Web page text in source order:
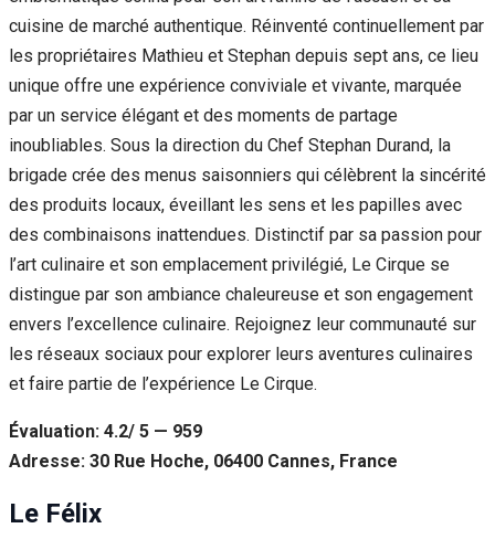
cuisine de marché authentique. Réinventé continuellement par
les propriétaires Mathieu et Stephan depuis sept ans, ce lieu
unique offre une expérience conviviale et vivante, marquée
par un service élégant et des moments de partage
inoubliables. Sous la direction du Chef Stephan Durand, la
brigade crée des menus saisonniers qui célèbrent la sincérité
des produits locaux, éveillant les sens et les papilles avec
des combinaisons inattendues. Distinctif par sa passion pour
l’art culinaire et son emplacement privilégié, Le Cirque se
distingue par son ambiance chaleureuse et son engagement
envers l’excellence culinaire. Rejoignez leur communauté sur
les réseaux sociaux pour explorer leurs aventures culinaires
et faire partie de l’expérience Le Cirque.
Évaluation: 4.2/ 5 — 959
Adresse: 30 Rue Hoche, 06400 Cannes, France
Le Félix